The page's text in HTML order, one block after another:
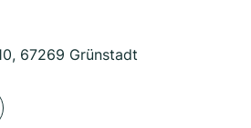
67269 Grünstadt